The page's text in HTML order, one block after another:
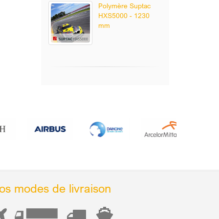
Polymère Suptac
HXS5000 - 1230
mm
modes de livraison